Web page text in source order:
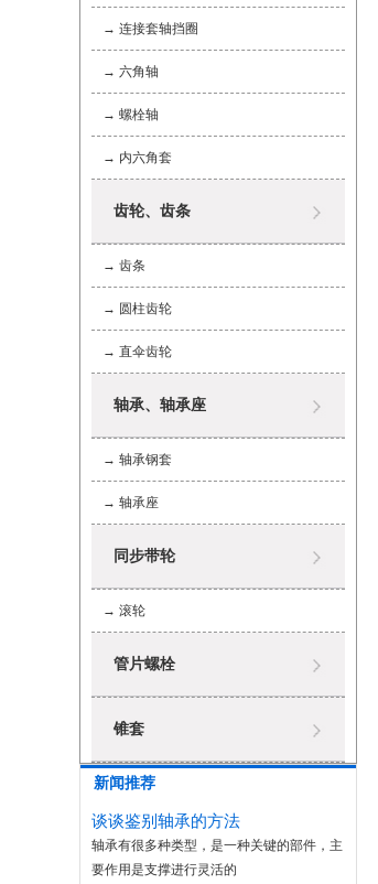
→ 连接套轴挡圈
→ 六角轴
→ 螺栓轴
→ 内六角套
齿轮、齿条
→ 齿条
→ 圆柱齿轮
→ 直伞齿轮
轴承、轴承座
→ 轴承钢套
→ 轴承座
同步带轮
→ 滚轮
管片螺栓
锥套
新闻推荐
谈谈鉴别轴承的方法
轴承有很多种类型，是一种关键的部件，主
要作用是支撑进行灵活的